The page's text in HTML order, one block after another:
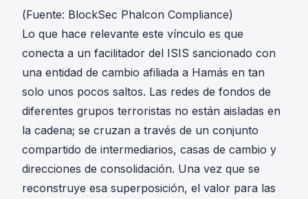
(Fuente: BlockSec Phalcon Compliance)
Lo que hace relevante este vínculo es que
conecta a un facilitador del ISIS sancionado con
una entidad de cambio afiliada a Hamás en tan
solo unos pocos saltos. Las redes de fondos de
diferentes grupos terroristas no están aisladas en
la cadena; se cruzan a través de un conjunto
compartido de intermediarios, casas de cambio y
direcciones de consolidación. Una vez que se
reconstruye esa superposición, el valor para las